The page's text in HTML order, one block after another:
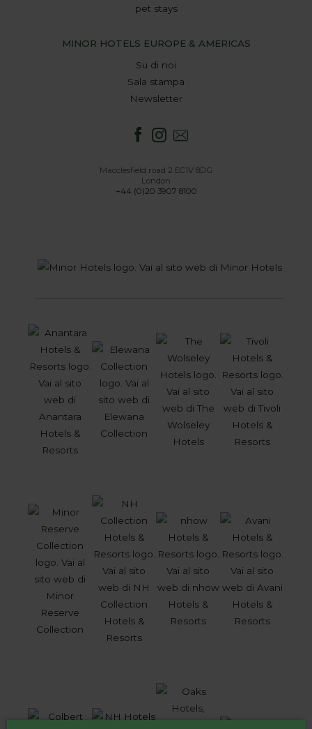
pet stays
MINOR HOTELS EUROPE & AMERICAS
Su di noi
Sala stampa
Newsletter
Macclesfield road 2 EC1V 8DG
London
+44 (0)20 3907 8100